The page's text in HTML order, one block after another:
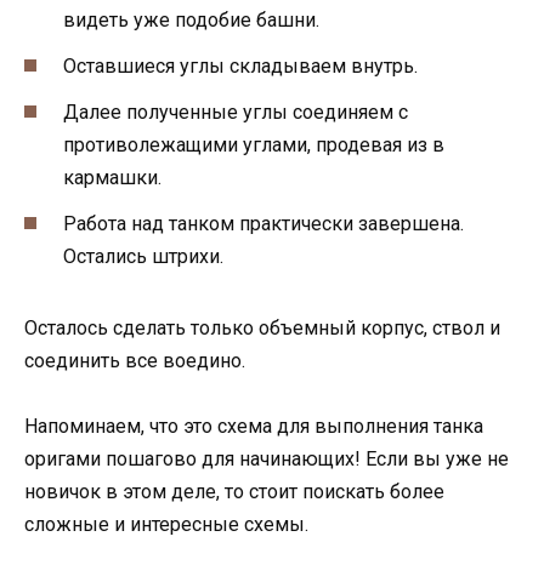
видеть уже подобие башни.
Оставшиеся углы складываем внутрь.
Далее полученные углы соединяем с
противолежащими углами, продевая из в
кармашки.
Работа над танком практически завершена.
Остались штрихи.
Осталось сделать только объемный корпус, ствол и
соединить все воедино.
Напоминаем, что это схема для выполнения танка
оригами пошагово для начинающих! Если вы уже не
новичок в этом деле, то стоит поискать более
сложные и интересные схемы.